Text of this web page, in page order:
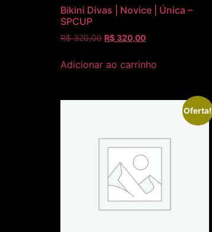
Bikini Divas | Novice | Única –
SPCUP
R$320,00 R$320,00
Adicionar ao carrinho
Oferta!